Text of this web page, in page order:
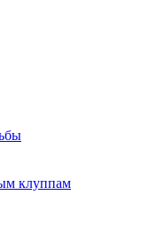
клуппам